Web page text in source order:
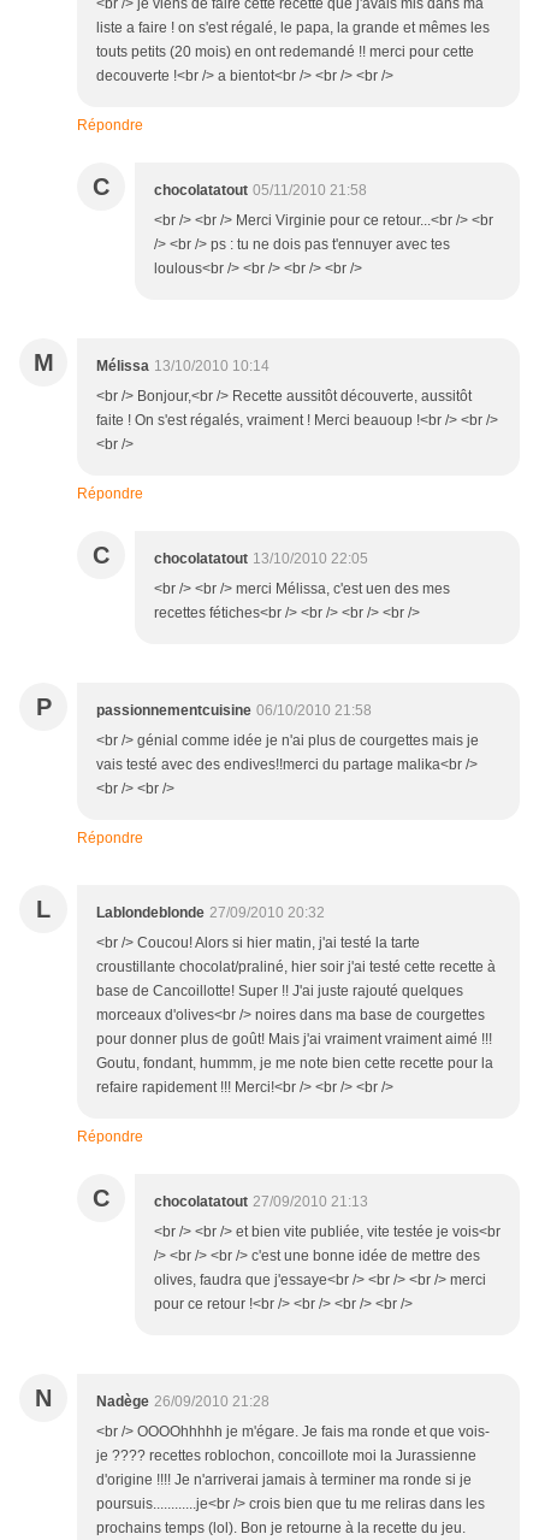
<br /> je viens de faire cette recette que j'avais mis dans ma
liste a faire ! on s'est régalé, le papa, la grande et mêmes les
touts petits (20 mois) en ont redemandé !! merci pour cette
decouverte !<br /> a bientot<br /> <br /> <br />
Répondre
C chocolatatout 05/11/2010 21:58
<br /> <br /> Merci Virginie pour ce retour...<br /> <br
/> <br /> ps : tu ne dois pas t'ennuyer avec tes
loulous<br /> <br /> <br /> <br />
M Mélissa 13/10/2010 10:14
<br /> Bonjour,<br /> Recette aussitôt découverte, aussitôt
faite ! On s'est régalés, vraiment ! Merci beauoup !<br /> <br />
<br />
Répondre
C chocolatatout 13/10/2010 22:05
<br /> <br /> merci Mélissa, c'est uen des mes
recettes fétiches<br /> <br /> <br /> <br />
P passionnementcuisine 06/10/2010 21:58
<br /> génial comme idée je n'ai plus de courgettes mais je
vais testé avec des endives!!merci du partage malika<br />
<br /> <br />
Répondre
L Lablondeblonde 27/09/2010 20:32
<br /> Coucou! Alors si hier matin, j'ai testé la tarte
croustillante chocolat/praliné, hier soir j'ai testé cette recette à
base de Cancoillotte! Super !! J'ai juste rajouté quelques
morceaux d'olives<br /> noires dans ma base de courgettes
pour donner plus de goût! Mais j'ai vraiment vraiment aimé !!!
Goutu, fondant, hummm, je me note bien cette recette pour la
refaire rapidement !!! Merci!<br /> <br /> <br />
Répondre
C chocolatatout 27/09/2010 21:13
<br /> <br /> et bien vite publiée, vite testée je vois<br
/> <br /> <br /> c'est une bonne idée de mettre des
olives, faudra que j'essaye<br /> <br /> <br /> merci
pour ce retour !<br /> <br /> <br /> <br />
N Nadège 26/09/2010 21:28
<br /> OOOOhhhhh je m'égare. Je fais ma ronde et que vois-
je ???? recettes roblochon, concoillote moi la Jurassienne
d'origine !!!! Je n'arriverai jamais à terminer ma ronde si je
poursuis............je<br /> crois bien que tu me reliras dans les
prochains temps (lol). Bon je retourne à la recette du jeu.